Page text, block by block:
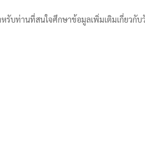
หรับท่านที่สนใจศึกษาข้อมูลเพิ่มเติมเกี่ยวกั